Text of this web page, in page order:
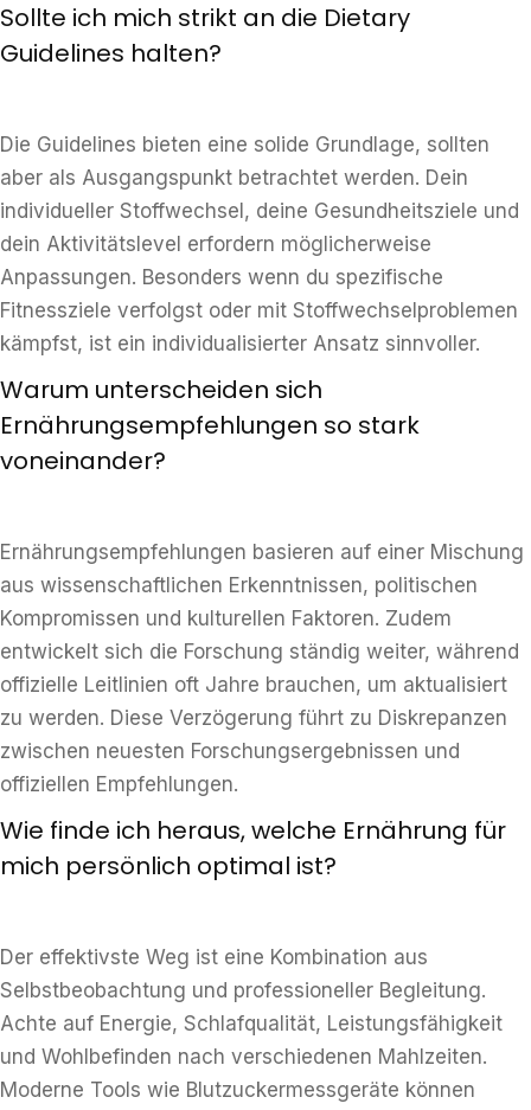
Sollte ich mich strikt an die Dietary
Guidelines halten?
Die Guidelines bieten eine solide Grundlage, sollten
aber als Ausgangspunkt betrachtet werden. Dein
individueller Stoffwechsel, deine Gesundheitsziele und
dein Aktivitätslevel erfordern möglicherweise
Anpassungen. Besonders wenn du spezifische
Fitnessziele verfolgst oder mit Stoffwechselproblemen
kämpfst, ist ein individualisierter Ansatz sinnvoller.
Warum unterscheiden sich
Ernährungsempfehlungen so stark
voneinander?
Ernährungsempfehlungen basieren auf einer Mischung
aus wissenschaftlichen Erkenntnissen, politischen
Kompromissen und kulturellen Faktoren. Zudem
entwickelt sich die Forschung ständig weiter, während
offizielle Leitlinien oft Jahre brauchen, um aktualisiert
zu werden. Diese Verzögerung führt zu Diskrepanzen
zwischen neuesten Forschungsergebnissen und
offiziellen Empfehlungen.
Wie finde ich heraus, welche Ernährung für
mich persönlich optimal ist?
Der effektivste Weg ist eine Kombination aus
Selbstbeobachtung und professioneller Begleitung.
Achte auf Energie, Schlafqualität, Leistungsfähigkeit
und Wohlbefinden nach verschiedenen Mahlzeiten.
Moderne Tools wie Blutzuckermessgeräte können